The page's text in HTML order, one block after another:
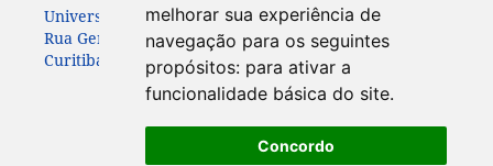
melhorar sua experiência de
navegação para os seguintes
propósitos: para ativar a
funcionalidade básica do site.
Concordo
Universidade Federal do Paraná
Rua General Carneiro, 460, 7º andar
Curitiba – Paraná – Brasil - CEP: 80060-150